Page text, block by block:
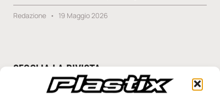
Redazione 19 Maggio 2026
SFOGLIA LA RIVISTA